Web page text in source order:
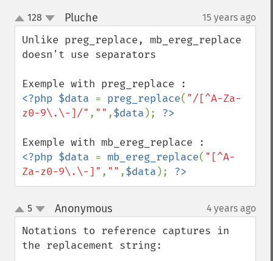
up
down
128 Pluche 15 years ago
Unlike preg_replace, mb_ereg_replace
doesn't use separators
<?php $data = preg_replace( "/[^A-Za-
z0-9\.\-]/" , "" ,$data );
<?php $data = mb_ereg_replace( "[^A-
Za-z0-9\.\-]" , "" ,$data ); ?>
up
down
5 Anonymous¶ 4 years ago
Notations to reference captures in
the replacement string: